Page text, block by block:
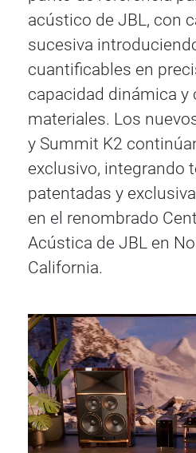
acústico de JBL, con
sucesiva
cuantificables en
capacidad dinámica y
materiales. Los
y Summit K2
exclusivo, integrando
patentadas y
en el renombrado
Acústica de JBL en
California.